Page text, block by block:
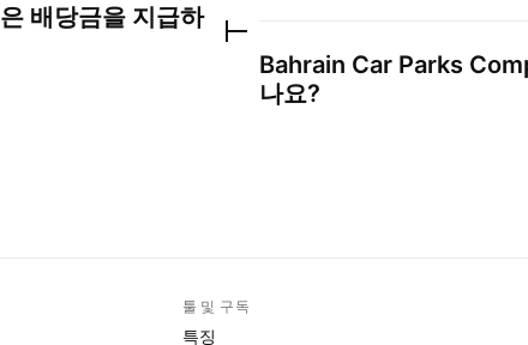
은 배당금을 지급하
Bahrain Car Parks
나요?
툴 및 구독
특징